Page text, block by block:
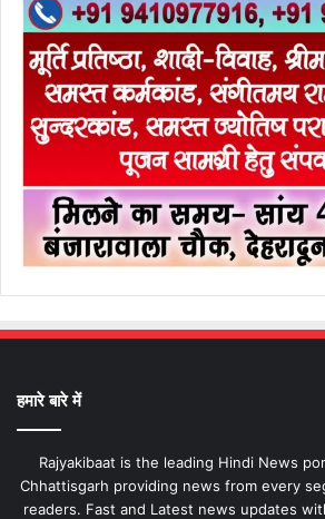
हमारे बारे में
Rajyakibaat is the leading Hindi News
Chhattisgarh providing news from every
readers. Fast and Latest news updates